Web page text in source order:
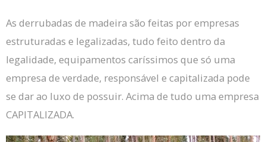
As derrubadas de madeira são feitas por empresas
estruturadas e legalizadas, tudo feito dentro da
legalidade, equipamentos caríssimos que só uma
empresa de verdade, responsável e capitalizada pode
se dar ao luxo de possuir. Acima de tudo uma empresa
CAPITALIZADA.